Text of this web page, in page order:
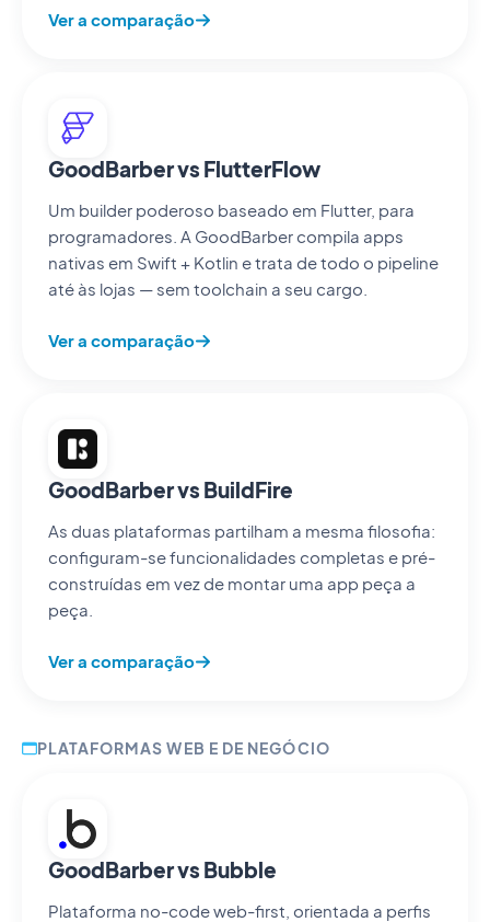
Ver a comparação
GoodBarber vs FlutterFlow
Um builder poderoso baseado em Flutter, para
programadores. A GoodBarber compila apps
nativas em Swift + Kotlin e trata de todo o pipeline
até às lojas — sem toolchain a seu cargo.
Ver a comparação
GoodBarber vs BuildFire
As duas plataformas partilham a mesma filosofia:
configuram-se funcionalidades completas e pré-
construídas em vez de montar uma app peça a
peça.
Ver a comparação
PLATAFORMAS WEB E DE NEGÓCIO
GoodBarber vs Bubble
Plataforma no-code web-first, orientada a perfis